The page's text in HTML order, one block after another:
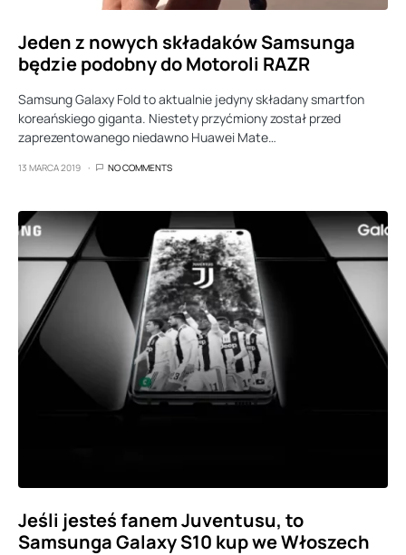
Jeden z nowych składaków Samsunga
będzie podobny do Motoroli RAZR
Samsung Galaxy Fold to aktualnie jedyny składany smartfon
koreańskiego giganta. Niestety przyćmiony został przed
zaprezentowanego niedawno Huawei Mate…
13 MARCA 2019 NO COMMENTS
Jeśli jesteś fanem Juventusu, to
Samsunga Galaxy S10 kup we Włoszech